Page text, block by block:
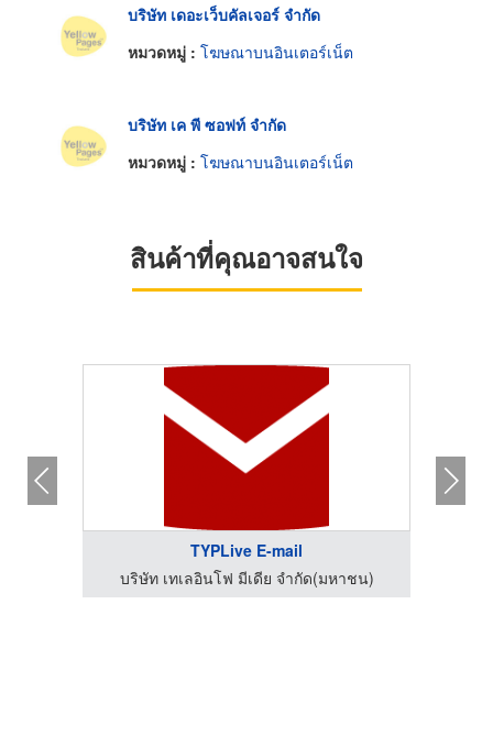
บริษัท เดอะเว็บคัลเจอร์ จำกัด
หมวดหมู่ : โฆษณาบนอินเตอร์เน็ต
บริษัท เค พี ซอฟท์ จำกัด
หมวดหมู่ : โฆษณาบนอินเตอร์เน็ต
สินค้าที่คุณอาจสนใจ
TYPLive E-mail
บริษัท เทเลอินโฟ มีเดีย จำกัด(มหาชน)